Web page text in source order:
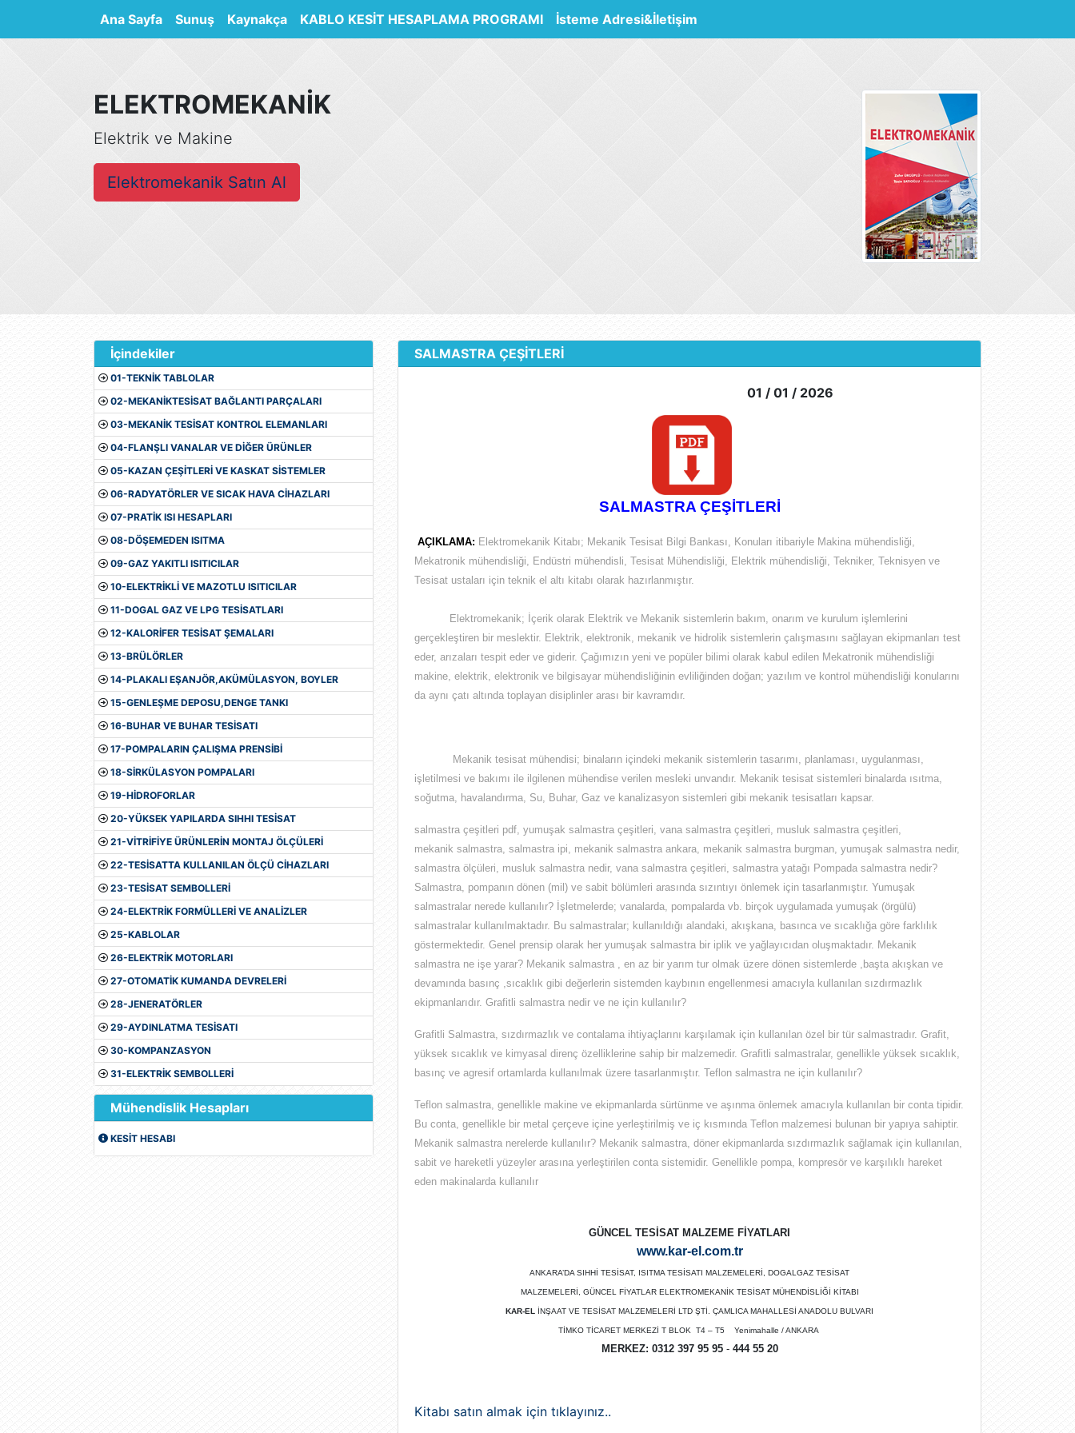
Ana Sayfa(current)
Sunuş Kaynakça KABLO KESİT HESAPLAMA PROGRAMI İsteme Adresi&İletişim
ELEKTROMEKANİK
Elektrik ve Makine
Elektromekanik Satın Al
İçindekiler
01-TEKNİK TABLOLAR
02-MEKANİKTESİSAT BAĞLANTI PARÇALARI
03-MEKANİK TESİSAT KONTROL ELEMANLARI
04-FLANŞLI VANALAR VE DİĞER ÜRÜNLER
05-KAZAN ÇEŞİTLERİ VE KASKAT SİSTEMLER
06-RADYATÖRLER VE SICAK HAVA CİHAZLARI
07-PRATİK ISI HESAPLARI
08-DÖŞEMEDEN ISITMA
09-GAZ YAKITLI ISITICILAR
10-ELEKTRİKLİ VE MAZOTLU ISITICILAR
11-DOGAL GAZ VE LPG TESİSATLARI
12-KALORİFER TESİSAT ŞEMALARI
13-BRÜLÖRLER
14-PLAKALI EŞANJÖR,AKÜMÜLASYON, BOYLER
15-GENLEŞME DEPOSU,DENGE TANKI
16-BUHAR VE BUHAR TESİSATI
17-POMPALARIN ÇALIŞMA PRENSİBİ
18-SİRKÜLASYON POMPALARI
19-HİDROFORLAR
20-YÜKSEK YAPILARDA SIHHI TESİSAT
21-VİTRİFİYE ÜRÜNLERİN MONTAJ ÖLÇÜLERİ
22-TESİSATTA KULLANILAN ÖLÇÜ CİHAZLARI
23-TESİSAT SEMBOLLERİ
24-ELEKTRİK FORMÜLLERİ VE ANALİZLER
25-KABLOLAR
26-ELEKTRİK MOTORLARI
27-OTOMATİK KUMANDA DEVRELERİ
28-JENERATÖRLER
29-AYDINLATMA TESİSATI
30-KOMPANZASYON
31-ELEKTRİK SEMBOLLERİ
Mühendislik Hesapları
KESİT HESABI
SALMASTRA ÇEŞİTLERİ
01 / 01 / 2026
SALMASTRA ÇEŞİTLERİ
AÇIKLAMA: Elektromekanik Kitabı; Mekanik Tesisat Bilgi Bankası, Konuları itibariyle Makina mühendisliği,
Mekatronik mühendisliği, Endüstri mühendisli, Tesisat Mühendisliği, Elektrik mühendisliği, Tekniker, Teknisyen ve
Tesisat ustaları için teknik el altı kitabı olarak hazırlanmıştır.
Elektromekanik; İçerik olarak Elektrik ve Mekanik sistemlerin bakım, onarım ve kurulum işlemlerini
gerçekleştiren bir meslektir. Elektrik, elektronik, mekanik ve hidrolik sistemlerin çalışmasını sağlayan ekipmanları test
eder, arızaları tespit eder ve giderir. Çağımızın yeni ve popüler bilimi olarak kabul edilen Mekatronik mühendisliği
makine, elektrik, elektronik ve bilgisayar mühendisliğinin evliliğinden doğan; yazılım ve kontrol mühendisliği konularını
da aynı çatı altında toplayan disiplinler arası bir kavramdır.
Mekanik tesisat mühendisi; binaların içindeki mekanik sistemlerin tasarımı, planlaması, uygulanması,
işletilmesi ve bakımı ile ilgilenen mühendise verilen mesleki unvandır. Mekanik tesisat sistemleri binalarda ısıtma,
soğutma, havalandırma, Su, Buhar, Gaz ve kanalizasyon sistemleri gibi mekanik tesisatları kapsar.
salmastra çeşitleri pdf, yumuşak salmastra çeşitleri, vana salmastra çeşitleri, musluk salmastra çeşitleri,
mekanik salmastra, salmastra ipi, mekanik salmastra ankara, mekanik salmastra burgman, yumuşak salmastra nedir,
salmastra ölçüleri, musluk salmastra nedir, vana salmastra çeşitleri, salmastra yatağı Pompada salmastra nedir?
Salmastra, pompanın dönen (mil) ve sabit bölümleri arasında sızıntıyı önlemek için tasarlanmıştır. Yumuşak
salmastralar nerede kullanılır? İşletmelerde; vanalarda, pompalarda vb. birçok uygulamada yumuşak (örgülü)
salmastralar kullanılmaktadır. Bu salmastralar; kullanıldığı alandaki, akışkana, basınca ve sıcaklığa göre farklılık
göstermektedir. Genel prensip olarak her yumuşak salmastra bir iplik ve yağlayıcıdan oluşmaktadır. Mekanik
salmastra ne işe yarar? Mekanik salmastra , en az bir yarım tur olmak üzere dönen sistemlerde ,başta akışkan ve
devamında basınç ,sıcaklık gibi değerlerin sistemden kaybının engellenmesi amacıyla kullanılan sızdırmazlık
ekipmanlarıdır. Grafitli salmastra nedir ve ne için kullanılır?
Grafitli Salmastra, sızdırmazlık ve contalama ihtiyaçlarını karşılamak için kullanılan özel bir tür salmastradır. Grafit,
yüksek sıcaklık ve kimyasal direnç özelliklerine sahip bir malzemedir. Grafitli salmastralar, genellikle yüksek sıcaklık,
basınç ve agresif ortamlarda kullanılmak üzere tasarlanmıştır. Teflon salmastra ne için kullanılır?
Teflon salmastra, genellikle makine ve ekipmanlarda sürtünme ve aşınma önlemek amacıyla kullanılan bir conta tipidir.
Bu conta, genellikle bir metal çerçeve içine yerleştirilmiş ve iç kısmında Teflon malzemesi bulunan bir yapıya sahiptir.
Mekanik salmastra nerelerde kullanılır? Mekanik salmastra, döner ekipmanlarda sızdırmazlık sağlamak için kullanılan,
sabit ve hareketli yüzeyler arasına yerleştirilen conta sistemidir. Genellikle pompa, kompresör ve karşılıklı hareket
eden makinalarda kullanılır
GÜNCEL TESİSAT MALZEME FİYATLARI
www.kar-el.com.tr
ANKARA’DA SIHHİ TESİSAT, ISITMA TESİSATI MALZEMELERİ, DOGALGAZ TESİSAT
MALZEMELERİ, GÜNCEL FİYATLAR ELEKTROMEKANİK TESİSAT MÜHENDİSLİĞİ KİTABI
KAR-EL İNŞAAT VE TESİSAT MALZEMELERİ LTD ŞTİ. ÇAMLICA MAHALLESİ ANADOLU BULVARI
TİMKO TİCARET MERKEZİ T BLOK T4 – T5 Yenimahalle / ANKARA
MERKEZ: 0312 397 95 95- 444 55 20
Kitabı satın almak için tıklayınız..